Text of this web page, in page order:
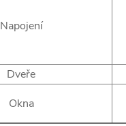
Napojení
Dveře
Okna